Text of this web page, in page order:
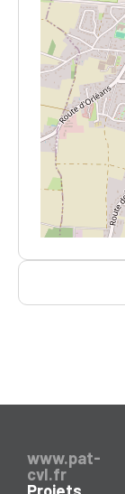
www.pat-
cvl.fr